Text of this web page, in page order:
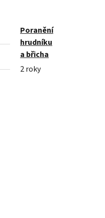
Poranění
hrudníku
a břicha
2 roky